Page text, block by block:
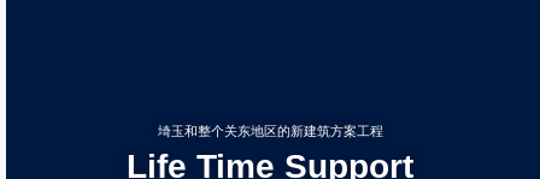
埼玉和整个关东地区的新建筑方案工程
Life Time Support